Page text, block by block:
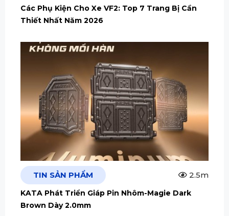
Các Phụ Kiện Cho Xe VF2: Top 7 Trang Bị Cần
Thiết Nhất Năm 2026
TIN SẢN PHẨM 2.5m
KATA Phát Triển Giáp Pin Nhôm-Magie Dark
Brown Dày 2.0mm